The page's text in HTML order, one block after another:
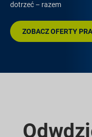
dotrzeć – razem
ZOBACZ OFERTY